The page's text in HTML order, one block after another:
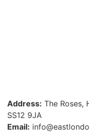
Address: The Roses,
SS12 9JA
Email: